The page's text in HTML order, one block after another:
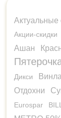
Акции-скидки
Ашан
Дикси
Отдохни
Eurospar